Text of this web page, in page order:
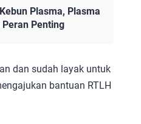
Plasma, Plasma
Peran Penting
dan sudah layak untuk
bantuan RTLH